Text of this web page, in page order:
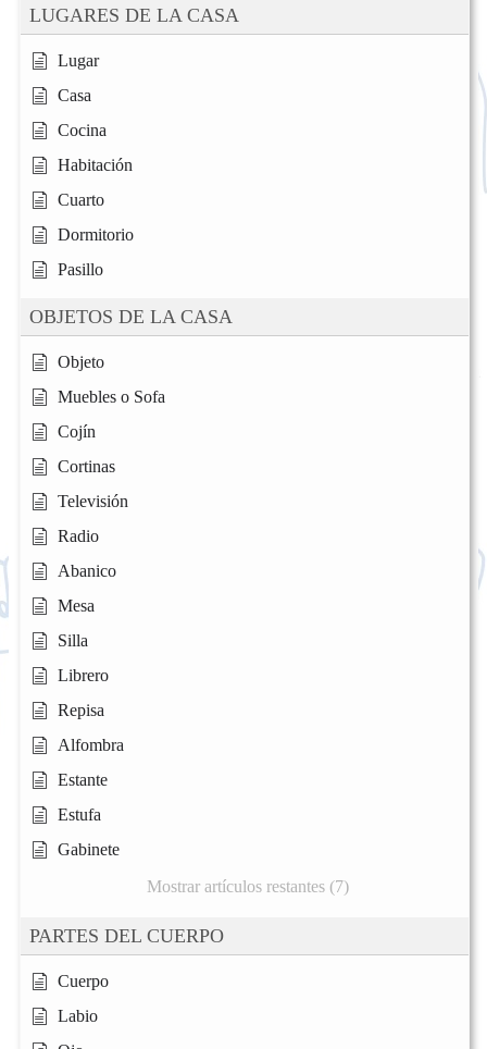
LUGARES DE LA CASA
Lugar
Casa
Cocina
Habitación
Cuarto
Dormitorio
Pasillo
OBJETOS DE LA CASA
Objeto
Muebles o Sofa
Cojín
Cortinas
Televisión
Radio
Abanico
Mesa
Silla
Librero
Repisa
Alfombra
Estante
Estufa
Gabinete
Mostrar artículos restantes (7)
PARTES DEL CUERPO
Cuerpo
Labio